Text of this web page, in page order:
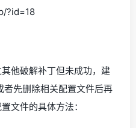
?id=18
他破解补丁但未成功，建
者先删除相关配置文件后再
文件的具体方法：